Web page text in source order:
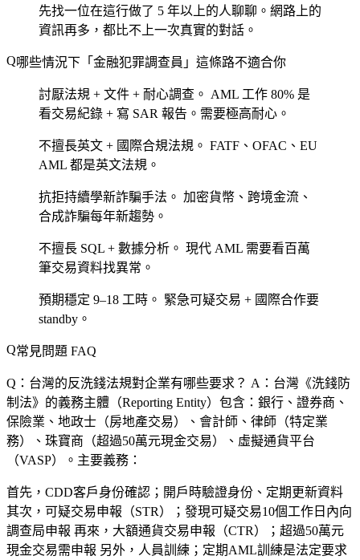
先找一位在這行做了 5 年以上的人聊聊。網路上的
資訊再多，都比不上一次真實的對話。
哪些情況下「金融犯罪調查員」這條路不適合你
討厭法規 + 文件 + 耐心調查。 AML 工作 80% 是
看交易紀錄 + 寫 SAR 報告。需要極高耐心。
不擅長英文 + 國際合規法規。 FATF、OFAC、EU
AML 都是英文法規。
抗拒持續學新詐騙手法。 加密貨幣、跨境金流、
合成詐騙每年新趨勢。
不擅長 SQL + 數據分析。 現代 AML 需要看百萬
筆交易資料找異常。
預期穩定 9–18 工時。 緊急可疑交易 + 國際合作要
standby。
常見問題 FAQ
Q：台灣的反洗錢法規對企業有哪些要求？ A：台灣《洗錢防
制法》的義務主體（Reporting Entity）包含：銀行、證券商、
保險業、地政士（房地產交易）、會計師、律師（特定業
務）、珠寶商（超過50萬元現金交易）、虛擬通貨平台
（VASP）。主要義務：
首先，CDD客戶身份確認；開戶時驗證身份、定期更新資料
其次，可疑交易申報（STR）；發現可疑交易10個工作日內向
調查局申報 再來，大額通貨交易申報（CTR）；超過50萬元
現金交易需申報 另外，人員訓練；定期AML訓練是法定要求